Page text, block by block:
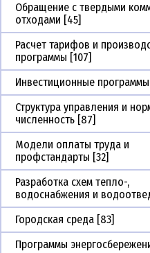
Обращение с твердыми
отходами [45]
Расчет тарифов и
программы [107]
Инвестиционные
Структура управления и
численность [87]
Модели оплаты труда и
профстандарты [32]
Разработка схем тепло-,
водоснабжения и
Городская среда [83]
Программы